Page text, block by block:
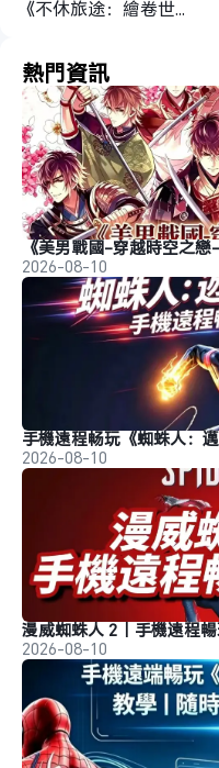
《不休旅途：繪卷世界》最强夥伴選擇&陣容搭配指南
熱門資訊
《美男戰國-穿越時空之
2026-08-10
手機遠程畅玩《蜘蛛人：
2026-08-10
漫威蜘蛛人 2｜手機遠程
2026-08-10